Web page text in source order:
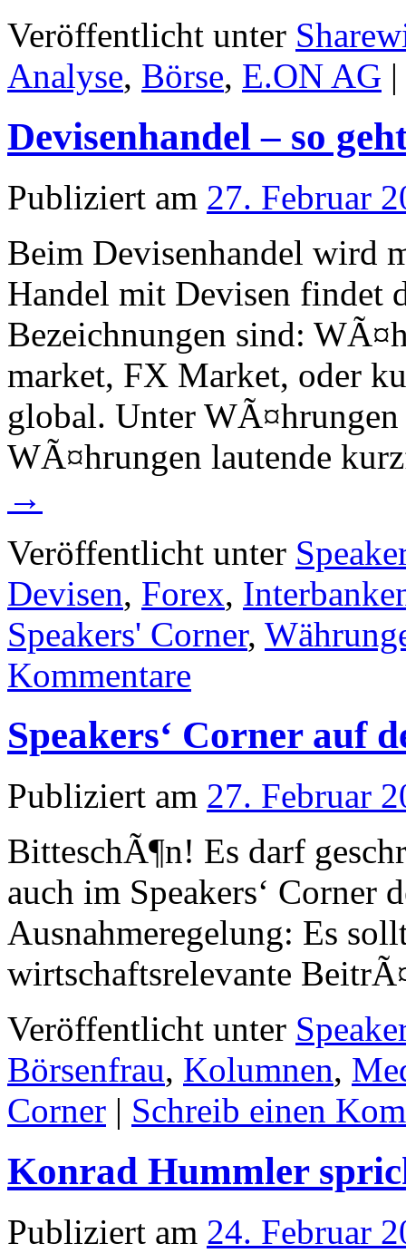
Veröffentlicht unter
Analyse, Börse, E.ON AG |
Devisenhandel – so
Publiziert am 27. Februar
Beim Devisenhandel wird
Handel mit Devisen findet
Bezeichnungen sind:
market, FX Market, oder
global. Unter
WÃ¤hrungen lautende
→
Veröffentlicht unter
Devisen, Forex,
Speakers' Corner,
Kommentare
Speakers‘ Corner auf
Publiziert am 27. Februar
BitteschÃ¶n! Es darf
auch im Speakers‘ Corner
Ausnahmeregelung: Es
wirtschaftsrelevante
Veröffentlicht unter
Börsenfrau, Kolumnen,
Corner | Schreib einen
Konrad Hummler
Publiziert am 24. Februar